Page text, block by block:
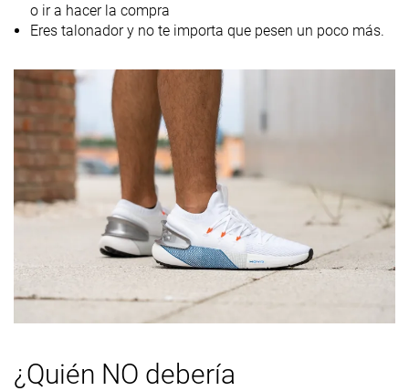
Talla
Tallan un poquito
pequeño
Diferencia de
la rigidez de la
mediasuela
en frío
Normal Normal Pequeña
Durabilidad
de la parte
delantera
Buena Mala
del talón
Media Alta
o ir a hacer la compra
Eres talonador y no te importa que pesen un poco más.
¿Quién NO debería